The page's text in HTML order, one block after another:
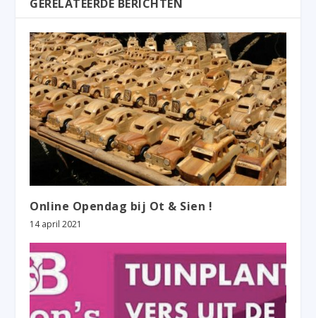
GERELATEERDE BERICHTEN
Online Opendag bij Ot & Sien !
14 april 2021